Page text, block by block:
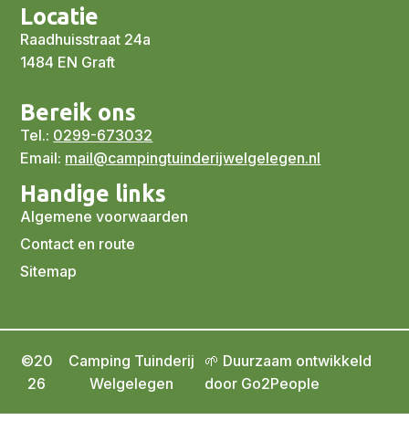
Locatie
Raadhuisstraat 24a
1484 EN Graft
Bereik ons
Tel.: 0299-673032
Email: mail@campingtuinderijwelgelegen.nl
Handige links
Algemene voorwaarden
Contact en route
Sitemap
©20
26
Camping Tuinderij
Welgelegen
🌱 Duurzaam ontwikkeld
door Go2People